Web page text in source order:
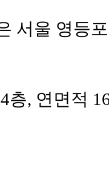
서울 영등
층, 연면적